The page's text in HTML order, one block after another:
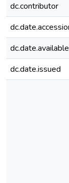
dc.contributor
dc.date.available
dc.date.issued